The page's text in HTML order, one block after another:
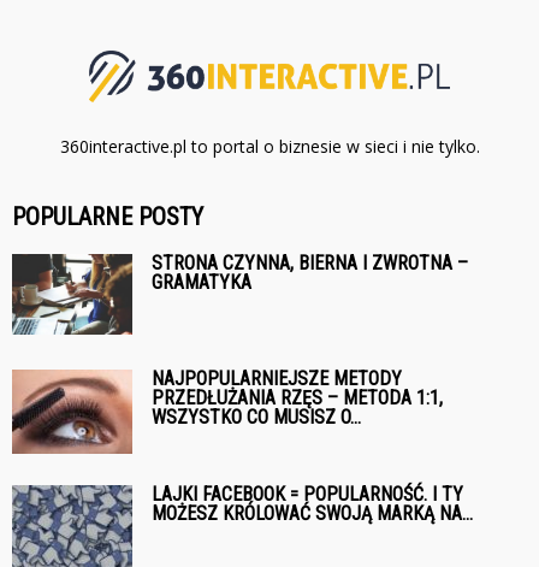
360interactive.pl to portal o biznesie w sieci i nie tylko.
POPULARNE POSTY
STRONA CZYNNA, BIERNA I ZWROTNA –
GRAMATYKA
NAJPOPULARNIEJSZE METODY
PRZEDŁUŻANIA RZĘS – METODA 1:1,
WSZYSTKO CO MUSISZ O...
LAJKI FACEBOOK = POPULARNOŚĆ. I TY
MOŻESZ KRÓLOWAĆ SWOJĄ MARKĄ NA...